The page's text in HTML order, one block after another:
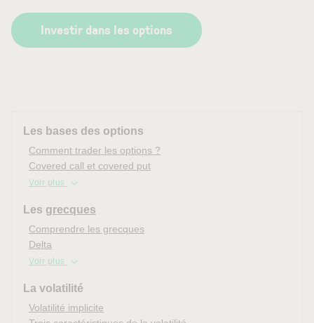
Investir dans les options
Les bases des options
Comment trader les options ?
Covered call et covered put
Voir plus
Les grecques
Comprendre les grecques
Delta
Voir plus
La volatilité
Volatilité implicite